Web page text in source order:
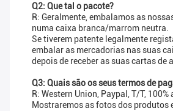
Q2: Que tal o pacote?
R: Geralmente, embalamos as
numa caixa branca/marrom neutra.
Se tiverem patente legalmente
embalar as mercadorias nas suas
depois de receber as suas cartas de
Q3: Quais são os seus termos de
R: Western Union, Paypal, T/T, 100%
Mostraremos as fotos dos produtos